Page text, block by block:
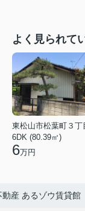
よく見られて
東松山市松葉町３丁
6DK (80.39㎡)
6万円
産 あるゾウ賃貸館